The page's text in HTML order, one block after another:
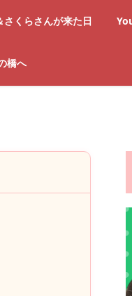
さくらさんが来た日
橋へ